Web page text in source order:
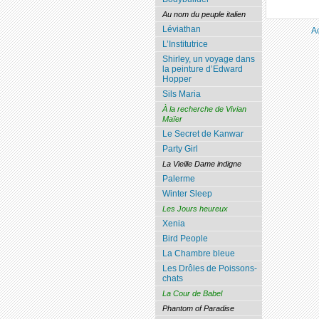
Au nom du peuple italien
Léviathan
L’Institutrice
Shirley, un voyage dans
la peinture d’Edward
Hopper
Sils Maria
À la recherche de Vivian
Maïer
Le Secret de Kanwar
Party Girl
La Vieille Dame indigne
Palerme
Winter Sleep
Les Jours heureux
Xenia
Bird People
La Chambre bleue
Les Drôles de Poissons-
chats
La Cour de Babel
Phantom of Paradise